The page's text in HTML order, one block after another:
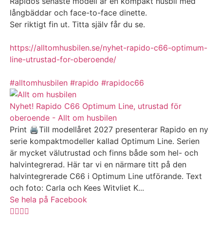
långbäddar och face-to-face dinette.
Ser riktigt fin ut. Titta själv får du se.
https://alltomhusbilen.se/nyhet-rapido-c66-optimum-
line-utrustad-for-oberoende/
#alltomhusbilen #rapido #rapidoc66
Nyhet! Rapido C66 Optimum Line, utrustad för
oberoende - Allt om husbilen
Print 🖨Till modellåret 2027 presenterar Rapido en ny
serie kompaktmodeller kallad Optimum Line. Serien
är mycket välutrustad och finns både som hel- och
halvintegrerad. Här tar vi en närmare titt på den
halvintegrerade C66 i Optimum Line utförande. Text
och foto: Carla och Kees Witvliet K...
Se hela på Facebook